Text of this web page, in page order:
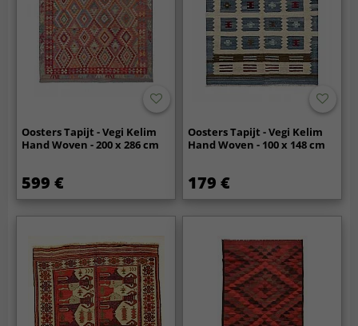
Oosters Tapijt - Vegi Kelim
Hand Woven - 200 x 286 cm
599 €
Oosters Tapijt - Vegi Kelim
Hand Woven - 100 x 148 cm
179 €